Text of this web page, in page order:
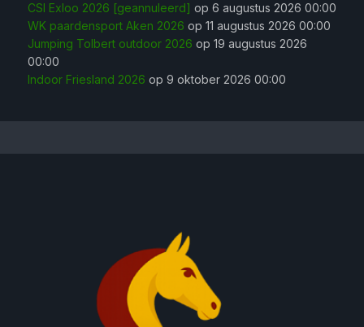
CSI Exloo 2026 [geannuleerd] op 6 augustus 2026 00:00
WK paardensport Aken 2026 op 11 augustus 2026 00:00
Jumping Tolbert outdoor 2026 op 19 augustus 2026
00:00
Indoor Friesland 2026 op 9 oktober 2026 00:00